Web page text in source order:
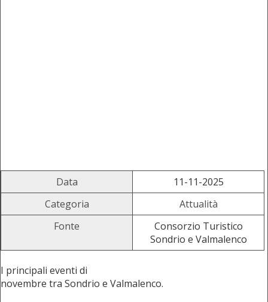
Data
11-11-2025
Categoria
Attualità
Fonte
Consorzio Turistico
Sondrio e Valmalenco
I principali eventi di
novembre tra Sondrio e Valmalenco.